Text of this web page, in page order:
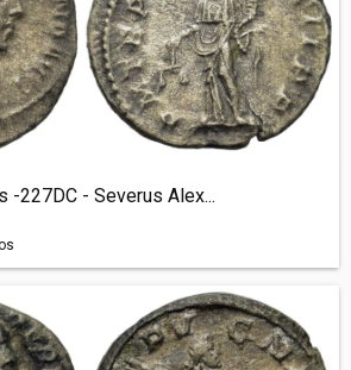
-227DC - Severus Alex...